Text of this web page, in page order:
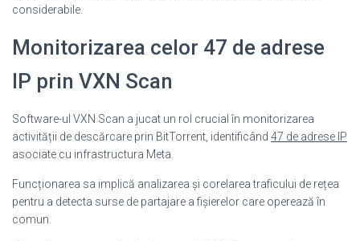
considerabile.
Monitorizarea celor 47 de adrese
IP prin VXN Scan
Software-ul VXN Scan a jucat un rol crucial în monitorizarea
activității de descărcare prin BitTorrent, identificând 47 de adrese IP
asociate cu infrastructura Meta.
Funcționarea sa implică analizarea și corelarea traficului de rețea
pentru a detecta surse de partajare a fișierelor care operează în
comun.